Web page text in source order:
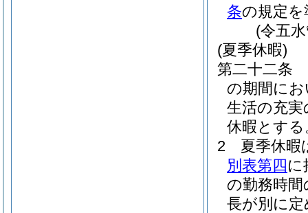
条の規定
(令五
(夏季休暇)
第二十二条
の期間に
生活の充
休暇とする
2
夏季休暇
別表第四に
の勤務時
長が別に